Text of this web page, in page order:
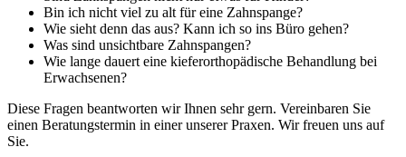
Bin ich nicht viel zu alt für eine Zahnspange?
Wie sieht denn das aus? Kann ich so ins Büro gehen?
Was sind unsichtbare Zahnspangen?
Wie lange dauert eine kieferorthopädische Behandlung bei
Erwachsenen?
Diese Fragen beantworten wir Ihnen sehr gern. Vereinbaren Sie
einen Beratungstermin in einer unserer Praxen. Wir freuen uns auf
Sie.